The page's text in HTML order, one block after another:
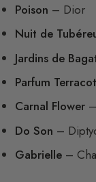
Poison – Dior
Nuit de
Jardins de
Parfum
Carnal Flower
Do Son –
Gabrielle –